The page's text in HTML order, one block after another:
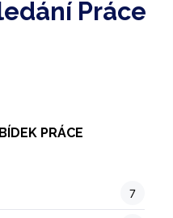
Práce
PRÁCE
7